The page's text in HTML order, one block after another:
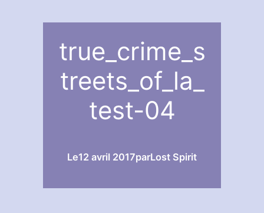
true_crime_s
treets_of_la_
test-04
Le12 avril 2017parLost Spirit